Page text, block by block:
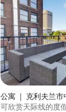
公寓 ｜ 克利夫兰市
可欣赏天际线的度